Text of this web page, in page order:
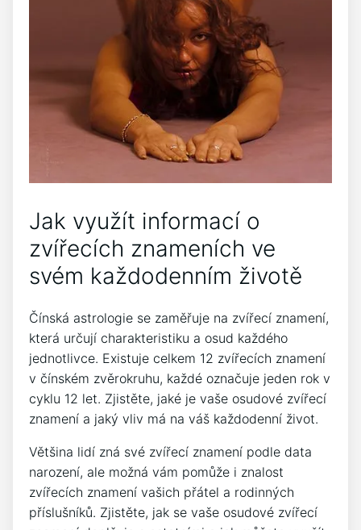
Jak využít informací o
zvířecích znameních ve
svém každodenním životě
Čínská astrologie se zaměřuje na zvířecí znamení,
která určují charakteristiku a osud každého
jednotlivce. Existuje celkem 12 zvířecích znamení
v čínském zvěrokruhu, každé označuje jeden rok v
cyklu 12 let. Zjistěte, jaké je vaše osudové zvířecí
znamení a jaký vliv má na váš každodenní život.
Většina lidí zná své zvířecí znamení podle data
narození, ale možná vám pomůže i znalost
zvířecích znamení vašich přátel a rodinných
příslušníků. Zjistěte, jak se vaše osudové zvířecí